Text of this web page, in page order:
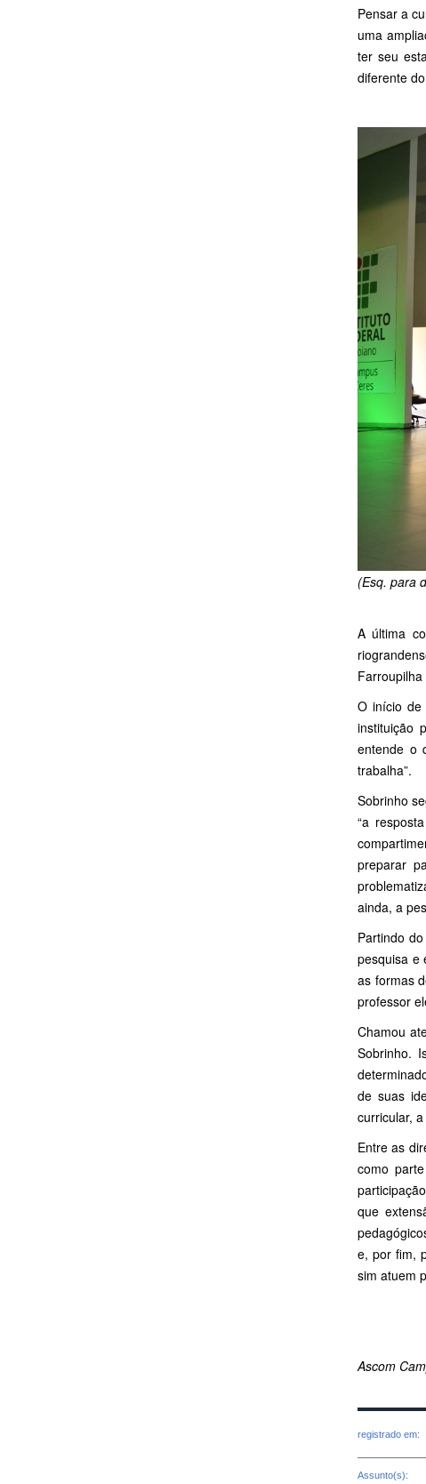
Pensar a
uma
ter seu
diferente
(Esq. para
A última
O início de
instituição
entende o
trabalha”.
Sobrinho
“a
preparar
ainda, a
Partindo
pesquisa e
as formas
professor
Chamou
Sobrinho.
de suas
curricular,
Entre as
como
que
e, por fim,
sim atuem
Ascom
registrado em:
Assunto(s):